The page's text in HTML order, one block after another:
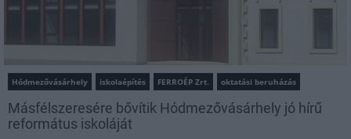
Hódmezővásárhely iskolaépítés FERROÉP Zrt. oktatási beruházás
Másfélszeresére bővítik Hódmezővásárhely jó hírű
református iskoláját